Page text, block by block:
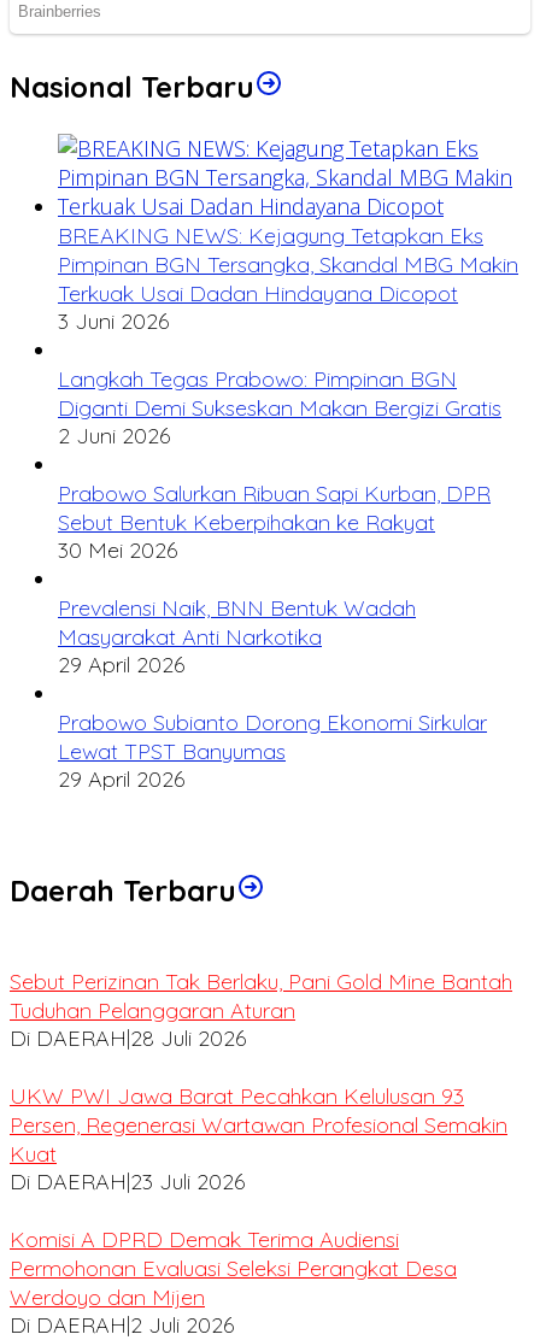
Nasional Terbaru
BREAKING NEWS: Kejagung Tetapkan Eks
Pimpinan BGN Tersangka, Skandal MBG Makin
Terkuak Usai Dadan Hindayana Dicopot
3 Juni 2026
Langkah Tegas Prabowo: Pimpinan BGN
Diganti Demi Sukseskan Makan Bergizi Gratis
2 Juni 2026
Prabowo Salurkan Ribuan Sapi Kurban, DPR
Sebut Bentuk Keberpihakan ke Rakyat
30 Mei 2026
Prevalensi Naik, BNN Bentuk Wadah
Masyarakat Anti Narkotika
29 April 2026
Prabowo Subianto Dorong Ekonomi Sirkular
Lewat TPST Banyumas
29 April 2026
Daerah Terbaru
Sebut Perizinan Tak Berlaku, Pani Gold Mine Bantah
Tuduhan Pelanggaran Aturan
Di DAERAH|28 Juli 2026
UKW PWI Jawa Barat Pecahkan Kelulusan 93
Persen, Regenerasi Wartawan Profesional Semakin
Kuat
Di DAERAH|23 Juli 2026
Komisi A DPRD Demak Terima Audiensi
Permohonan Evaluasi Seleksi Perangkat Desa
Werdoyo dan Mijen
Di DAERAH|2 Juli 2026